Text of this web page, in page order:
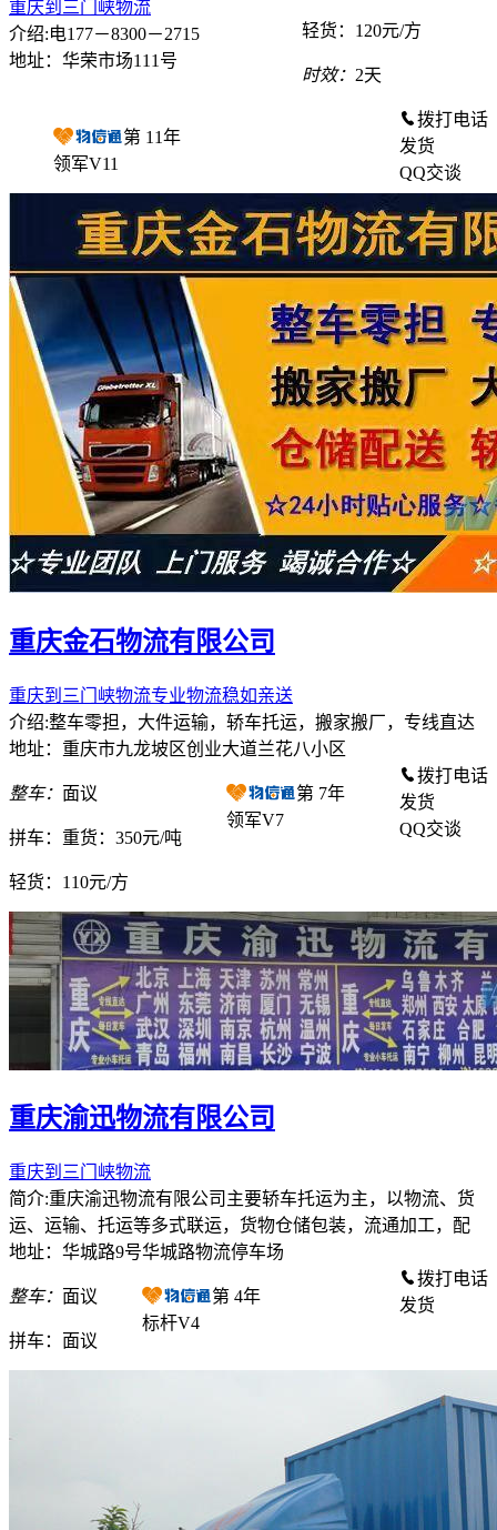
重庆到三门峡物流
介绍:电177－8300－2715
地址：华荣市场111号
轻货： 120元/方
时效： 2天
第 11年
领军V11
拨打电话
发货
QQ交谈
重庆金石物流有限公司
重庆到三门峡物流专业物流稳如亲送
介绍:整车零担，大件运输，轿车托运，搬家搬厂，专线直达
地址：重庆市九龙坡区创业大道兰花八小区
整车： 面议
拼车： 重货：350元/吨
轻货： 110元/方
第 7年
领军V7
拨打电话
发货
QQ交谈
重庆渝迅物流有限公司
重庆到三门峡物流
简介:重庆渝迅物流有限公司主要轿车托运为主，以物流、货
运、运输、托运等多式联运，货物仓储包装，流通加工，配
地址：华城路9号华城路物流停车场
整车： 面议
拼车： 面议
第 4年
标杆V4
拨打电话
发货